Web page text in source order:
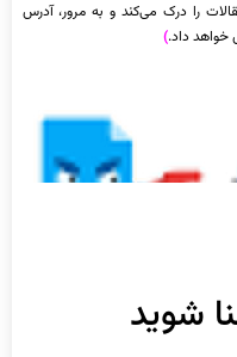
را درک می‌کند و به مرور، آدرس
خواهد داد.)
شوید